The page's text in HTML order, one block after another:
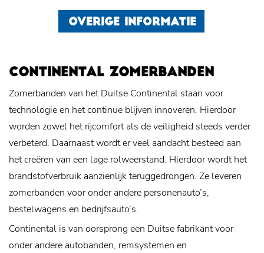
OVERIGE INFORMATIE
CONTINENTAL ZOMERBANDEN
Zomerbanden van het Duitse Continental staan voor
technologie en het continue blijven innoveren. Hierdoor
worden zowel het rijcomfort als de veiligheid steeds verder
verbeterd. Daarnaast wordt er veel aandacht besteed aan
het creëren van een lage rolweerstand. Hierdoor wordt het
brandstofverbruik aanzienlijk teruggedrongen. Ze leveren
zomerbanden voor onder andere personenauto’s,
bestelwagens en bedrijfsauto’s.
Continental is van oorsprong een Duitse fabrikant voor
onder andere autobanden, remsystemen en